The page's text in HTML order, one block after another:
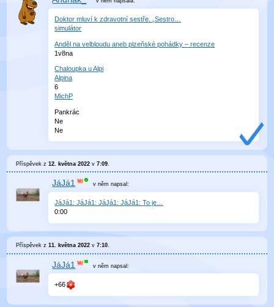
Doktor mluví k zdravotní sestře. „Sestro…
simulátor
Anděl na velbloudu aneb plzeňské pohádky – recenze
1v8na
Chaloupka u Alpi
Alpina
6
MichP
Pankrác
Ne
Ne
Příspěvek z12. května 2022 v7:09
JáJá1 v něm napsal:
JáJá1: JáJá1: JáJá1: JáJá1: To je…
0:00
Příspěvek z11. května 2022 v7:10.
JáJá1 v něm napsal:
+66